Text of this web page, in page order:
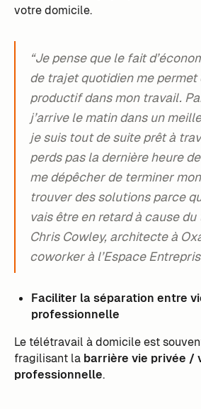
votre domicile.
“Je pense que le fait
de trajet quotidien me permet
productif dans mon travail.
j’arrive le matin dans un
je suis tout de suite prêt à
perds pas la dernière heure
me dépêcher de terminer
trouver des solutions parce
vais être en retard à cause
Chris Cowley, architecte à
coworker à l’Espace
Faciliter la séparation entre
professionnelle
Le télétravail à domicile est
fragilisant la barrière vie privée /
professionnelle.